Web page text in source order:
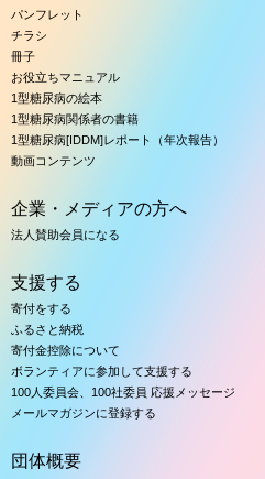
パンフレット
チラシ
冊子
お役立ちマニュアル
1型糖尿病の絵本
1型糖尿病関係者の書籍
1型糖尿病[IDDM]レポート（年次報告）
動画コンテンツ
企業・メディアの方へ
法人賛助会員になる
支援する
寄付をする
ふるさと納税
寄付金控除について
ボランティアに参加して支援する
100人委員会、100社委員 応援メッセージ
メールマガジンに登録する
団体概要